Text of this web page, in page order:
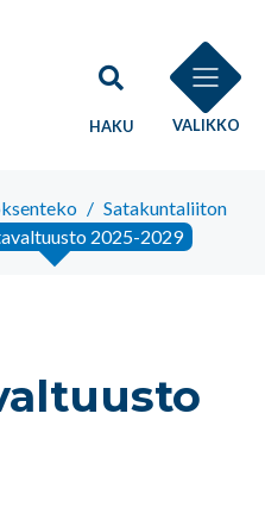
HAKU VALIKKO
/ Satakuntaliiton
2025-2029